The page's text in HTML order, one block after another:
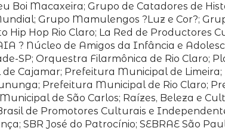
Macaxeira; Grupo de Catadores de
Grupo Mamulengos ?Luz e Cor?;
Hip Hop Rio Claro; La Red de Productores
? Núcleo de Amigos da Infância e
SP; Orquestra Filarmônica de Rio
Cajamar; Prefeitura Municipal de
Prefeitura Municipal de Rio Claro;
de São Carlos; Raízes, Beleza e
de Promotores Culturais e
SBR José do Patrocínio; SEBRAE São